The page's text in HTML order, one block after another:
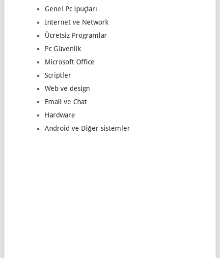
Genel Pc ipuçları
Internet ve Network
Ücretsiz Programlar
Pc Güvenlik
Microsoft Office
Scriptler
Web ve design
Email ve Chat
Hardware
Android ve Diğer sistemler